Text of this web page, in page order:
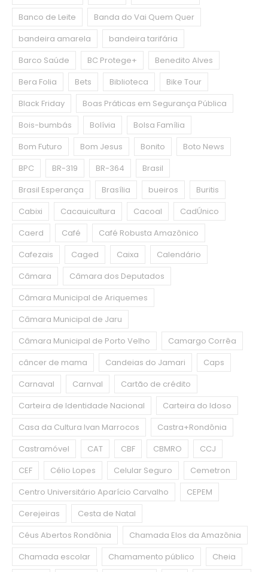
Banco de Leite
Banda do Vai Quem Quer
bandeira amarela
bandeira tarifária
Barco Saúde
BC Protege+
Benedito Alves
Bera Folia
Bets Biblioteca
Bike Tour
Black Friday
Boas Práticas em Segurança Pública
Bois-bumbás
Bolívia
Bolsa Família
Bom Futuro
Bom Jesus Bonito
Boto News
BPC
BR-319 BR-364
Brasil
Brasil Esperança
Brasília bueiros
Buritis
Cabixi
Cacauicultura Cacoal
CadÚnico
Caerd
Café
Café Robusta Amazônico
Cafezais
Caged Caixa
Calendário
Câmara
Câmara dos Deputados
Câmara Municipal de Ariquemes
Câmara Municipal de Jaru
Câmara Municipal de Porto Velho
Camargo Corrêa
câncer de mama
Candeias do Jamari
Caps
Carnaval
Carnval
Cartão de crédito
Carteira de Identidade Nacional
Carteira do Idoso
Casa da Cultura Ivan Marrocos
Castra+Rondônia
Castramóvel
CAT CBF CBMRO
CCJ
CEF
Célio Lopes Celular Seguro
Cemetron
Centro Universitário Aparício Carvalho
CEPEM
Cerejeiras
Cesta de Natal
Céus Abertos Rondônia
Chamada Elos da Amazônia
Chamada escolar
Chamamento público
Cheia